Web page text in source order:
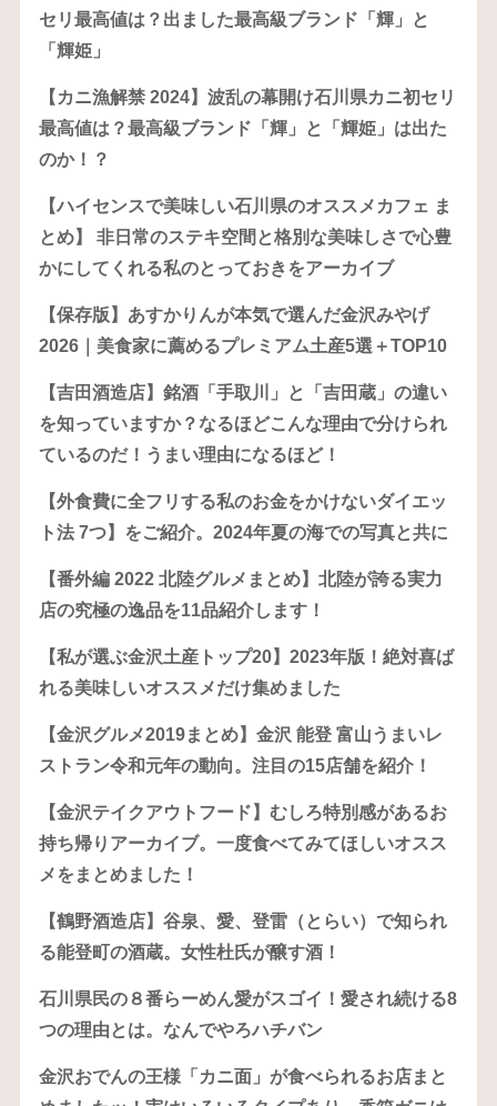
セリ最高値は？出ました最高級ブランド「輝」と
「輝姫」
【カニ漁解禁 2024】波乱の幕開け石川県カニ初セリ
最高値は？最高級ブランド「輝」と「輝姫」は出た
のか！？
【ハイセンスで美味しい石川県のオススメカフェ ま
とめ】 非日常のステキ空間と格別な美味しさで心豊
かにしてくれる私のとっておきをアーカイブ
【保存版】あすかりんが本気で選んだ金沢みやげ
2026｜美食家に薦めるプレミアム土産5選＋TOP10
【吉田酒造店】銘酒「手取川」と「吉田蔵」の違い
を知っていますか？なるほどこんな理由で分けられ
ているのだ！うまい理由になるほど！
【外食費に全フリする私のお金をかけないダイエッ
ト法 7つ】をご紹介。2024年夏の海での写真と共に
【番外編 2022 北陸グルメまとめ】北陸が誇る実力
店の究極の逸品を11品紹介します！
【私が選ぶ金沢土産トップ20】2023年版！絶対喜ば
れる美味しいオススメだけ集めました
【金沢グルメ2019まとめ】金沢 能登 富山うまいレ
ストラン令和元年の動向。注目の15店舗を紹介！
【金沢テイクアウトフード】むしろ特別感があるお
持ち帰りアーカイブ。一度食べてみてほしいオスス
メをまとめました！
【鶴野酒造店】谷泉、愛、登雷（とらい）で知られ
る能登町の酒蔵。女性杜氏が醸す酒！
石川県民の８番らーめん愛がスゴイ！愛され続ける8
つの理由とは。なんでやろハチバン
金沢おでんの王様「カニ面」が食べられるお店まと